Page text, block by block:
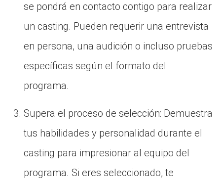
se pondrá en contacto contigo para realizar
un casting. Pueden requerir una entrevista
en persona, una audición o incluso pruebas
específicas según el formato del
programa.
Supera el proceso de selección: Demuestra
tus habilidades y personalidad durante el
casting para impresionar al equipo del
programa. Si eres seleccionado, te